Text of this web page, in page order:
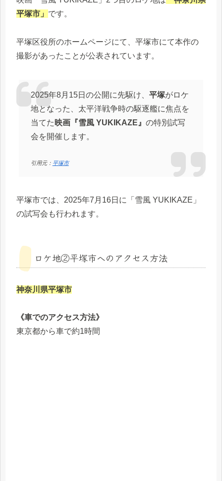
平塚市」 です。
平塚区役所のホームページにて、平塚市にて本作の
撮影があったことが公表されています。
2025年8月15日の公開に先駆け、 平塚がロケ
地となった、太平洋戦争時の駆逐艦に焦点を
当てた 映画『雪風 YUKIKAZE』 の特別試写
会を開催します。
引用元： 平塚市
平塚市では、2025年7月16日に「雪風 YUKIKAZE」
の試写会も行われます。
ロケ地②平塚市へのアクセス方法
神奈川県平塚市
《車でのアクセス方法》
東京都から車で約1時間